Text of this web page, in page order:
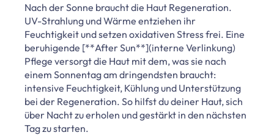
Nach der Sonne braucht die Haut Regeneration.
UV-Strahlung und Wärme entziehen ihr
Feuchtigkeit und setzen oxidativen Stress frei. Eine
beruhigende [**After Sun**](interne Verlinkung)
Pflege versorgt die Haut mit dem, was sie nach
einem Sonnentag am dringendsten braucht:
intensive Feuchtigkeit, Kühlung und Unterstützung
bei der Regeneration. So hilfst du deiner Haut, sich
über Nacht zu erholen und gestärkt in den nächsten
Tag zu starten.